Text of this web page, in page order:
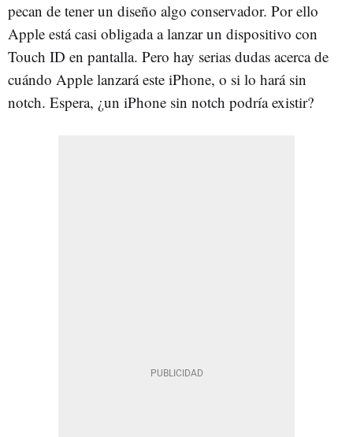
pecan de tener un diseño algo conservador. Por ello
Apple está casi obligada a lanzar un dispositivo con
Touch ID en pantalla. Pero hay serias dudas acerca de
cuándo Apple lanzará este iPhone, o si lo hará sin
notch. Espera, ¿un iPhone sin notch podría existir?